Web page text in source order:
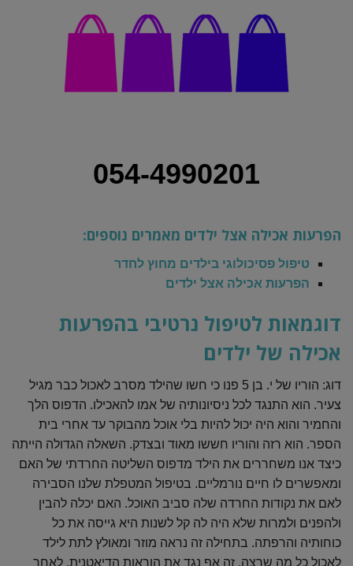
054-4990201
הפרעות אכילה אצל ילדים מאמרים נוספים:
טיפול פסיכולוגי בילדים מחוץ לחדר
הפרעות אכילה אצל ילדים
דוגמאות לטיפול נרטיבי בהפרעות
אכילה של ילדים
דוג: הוריו של י. בן 5 פנו כי חשו שהילד מסרב לאכול כבר מגיל
צעיר. הוא התנגד לכל ניסיונותיה של אמו להאכילו. הדפוס הלך
והחמיר והוא היה יכול להיות בלי אוכל מהבוקר עד אחרי בית
הספר. הוא רזה והוריו חששו מאוד ובצדק. השאלה הגדולה הייתה
כיצד אנו משחררים את הילד מדפוס השליטה החרדתי של האם
ומאפשרים לו חיים נורמליים. בטיפול המטפלת שלנו הסבירה
לאם את נקודות החרדה שלה סביב האוכל. האם יכלה להבין
ולהפנים ולמרות שלא היה לה קל לשנות היא גייסה את כל
כוחותיה והרפתה. בתחילה זה נראה מוזר ומאולץ לתת לילד
לאכול כל מה שרצה. זה אף נגד את הוראות הדיאטנית. לאחר